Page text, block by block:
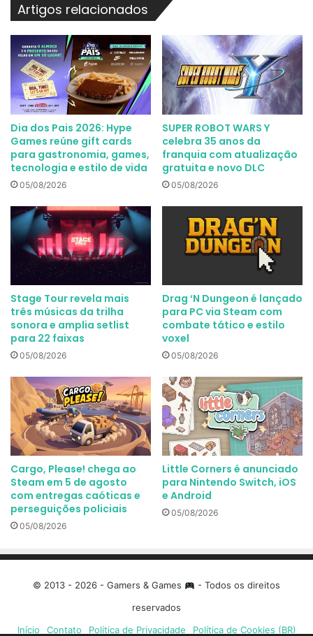
Artigos relacionados
Dia dos Pais 2026: Hype
Games reúne gift cards
para gastronomia, games,
tecnologia e estilo de vida
05/08/2026
SUPER ROBOT WARS Y
celebra 35 anos da
franquia com atualização
gratuita e novo DLC
05/08/2026
Stage Tour revela mais
três músicas da trilha
sonora e amplia setlist
para 22 faixas
05/08/2026
Drag ‘N Dungeon é lançado
para PC via Steam com
combate tático e estilo
voxel
05/08/2026
Cargo, Please! chega ao
Steam em 5 de agosto
com entregas caóticas e
perseguições policiais
05/08/2026
Little Corners é anunciado
para Nintendo Switch, iOS
e Android
05/08/2026
© 2013 - 2026 - Gamers & Games
- Todos os direitos
reservados
Início
Contato Política de Privacidade Política de Cookies (BR)